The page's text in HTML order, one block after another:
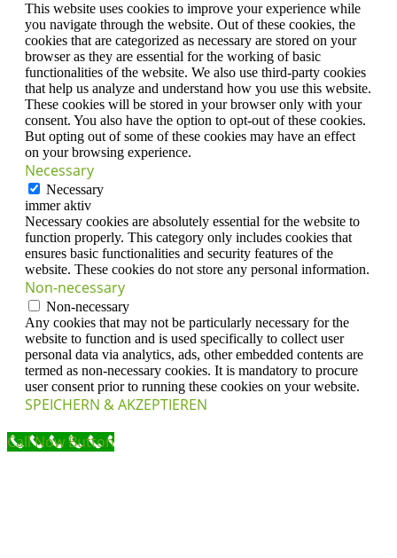
This website uses cookies to improve your experience while
you navigate through the website. Out of these cookies, the
cookies that are categorized as necessary are stored on your
browser as they are essential for the working of basic
functionalities of the website. We also use third-party cookies
that help us analyze and understand how you use this website.
These cookies will be stored in your browser only with your
consent. You also have the option to opt-out of these cookies.
But opting out of some of these cookies may have an effect
on your browsing experience.
Necessary
Necessary
immer aktiv
Necessary cookies are absolutely essential for the website to
function properly. This category only includes cookies that
ensures basic functionalities and security features of the
website. These cookies do not store any personal information.
Non-necessary
Non-necessary
Any cookies that may not be particularly necessary for the
website to function and is used specifically to collect user
personal data via analytics, ads, other embedded contents are
termed as non-necessary cookies. It is mandatory to procure
user consent prior to running these cookies on your website.
SPEICHERN & AKZEPTIEREN
Call Now Button